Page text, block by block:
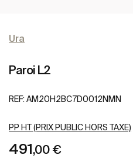
Ura
Paroi L2
REF: AM20H2BC7D0012NMN
PP HT (PRIX PUBLIC HORS TAXE)
491,00 €